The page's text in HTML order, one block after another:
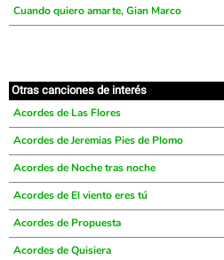
Cuando quiero amarte, Gian Marco
Otras canciones de interés
Acordes de Las Flores
Acordes de Jeremias Pies de Plomo
Acordes de Noche tras noche
Acordes de El viento eres tú
Acordes de Propuesta
Acordes de Quisiera